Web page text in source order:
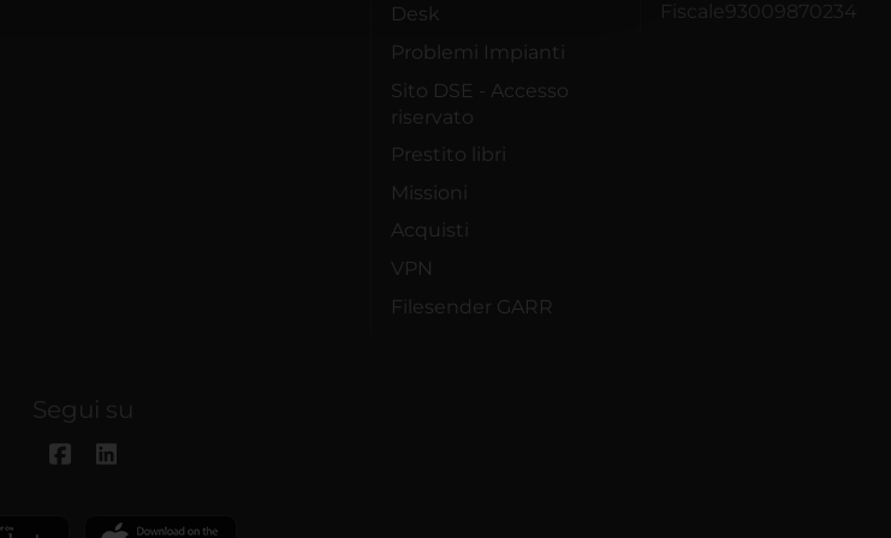
Desk
Problemi Impianti
Sito DSE - Accesso
riservato
Prestito libri
Missioni
Acquisti
VPN
Filesender GARR
Fiscale93009870234
Segui su